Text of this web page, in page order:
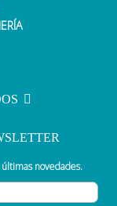
novedades.